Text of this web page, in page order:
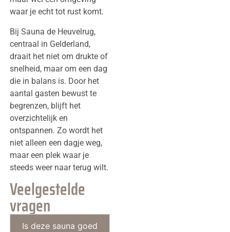
waar je echt tot rust komt.
Bij Sauna de Heuvelrug,
centraal in Gelderland,
draait het niet om drukte of
snelheid, maar om een dag
die in balans is. Door het
aantal gasten bewust te
begrenzen, blijft het
overzichtelijk en
ontspannen. Zo wordt het
niet alleen een dagje weg,
maar een plek waar je
steeds weer naar terug wilt.
Veelgestelde
vragen
Is deze sauna goed